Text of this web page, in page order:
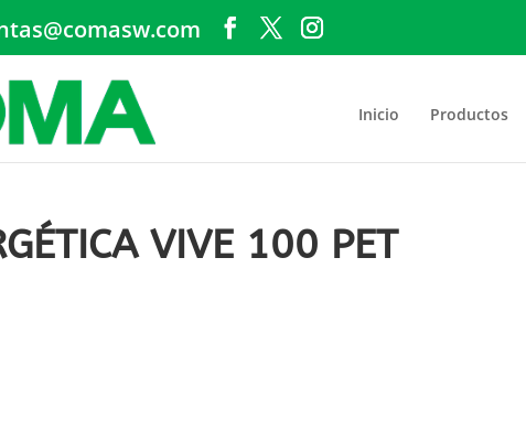
Inicio Productos
VIVE 100 PET